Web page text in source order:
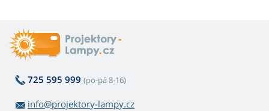
725 595 999 (po-pá 8-16)
info@projektory-lampy.cz